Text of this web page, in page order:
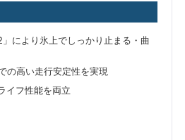
により氷上でしっかり止まる・曲
の高い走行安定性を実現
イフ性能を両立